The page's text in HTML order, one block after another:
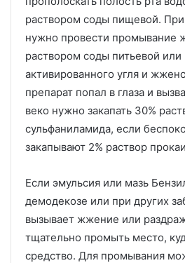
раствором соды пищевой.
нужно провести промывание
раствором соды питьевой
активированного угля и
препарат попал в глаза и
веко нужно закапать 30%
сульфаниламида, если
закапывают 2% раствор
Если эмульсия или мазь
демодекозе или при других
вызывает жжение или
тщательно промыть место,
средство. Для промывания